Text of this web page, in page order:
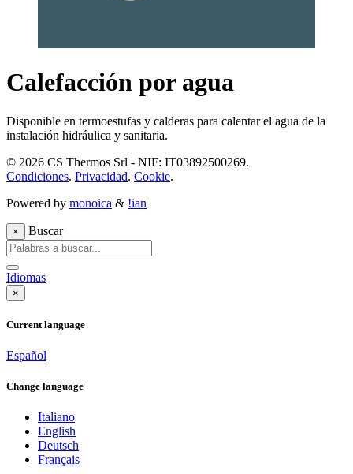
Calefacción por agua
Disponible en termoestufas y calderas para calentar el agua de la
instalación hidráulica y sanitaria.
© 2026 CS Thermos Srl - NIF: IT03892500269.
Condiciones. Privacidad. Cookie.
Powered by monoica & !ian
× Buscar
Idiomas
×
Current language
Español
Change language
Italiano
English
Deutsch
Français